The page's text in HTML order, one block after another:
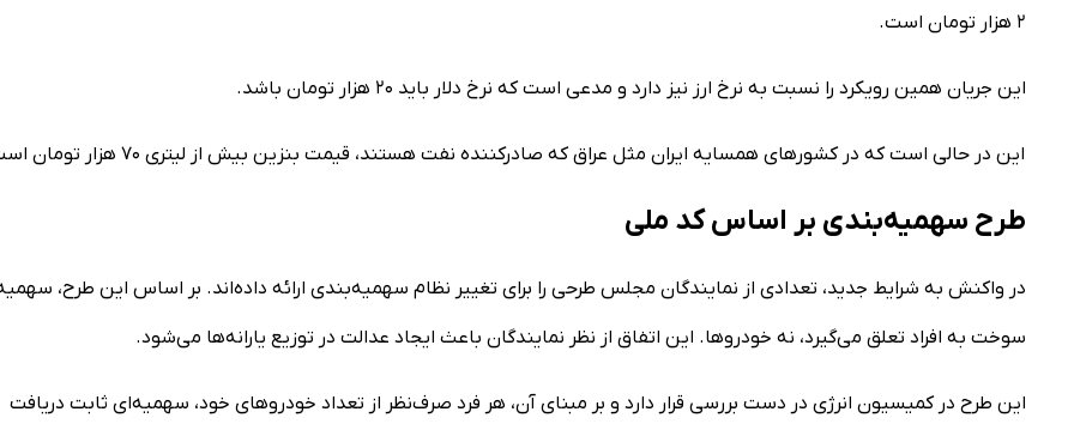
۲ هزار تومان است.
این جریان همین رویکرد را نسبت به نرخ ارز نیز دارد و مدعی است که نرخ دلار باید ۲۰ هزار تومان باشد.
این در حالی است که در کشور‌های همسایه ایران مثل عراق که صادرکننده نفت هستند، قیمت بنزین بیش از لیتری ۷۰ هزار تومان است.
طرح سهمیه‌بندی بر اساس کد ملی
در واکنش به شرایط جدید، تعدادی از نمایندگان مجلس طرحی را برای تغییر نظام سهمیه‌بندی ارائه داده‌اند. بر اساس این طرح،
سوخت به افراد تعلق می‌گیرد، نه خودروها. این اتفاق از نظر نمایندگان باعث ایجاد عدالت در توزیع یارانه‌ها می‌شود.
این طرح در کمیسیون انرژی در دست بررسی قرار دارد و بر مبنای آن، هر فرد صرف‌نظر از تعداد خودرو‌های خود، سهمیه‌ای ثابت دریافت